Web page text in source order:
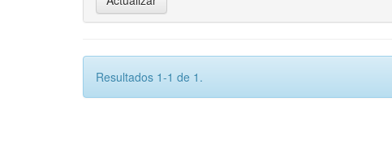
Resultados 1-1 de 1.